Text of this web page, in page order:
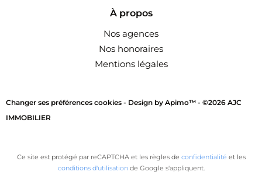
À propos
Nos agences
Nos honoraires
Mentions légales
Changer ses préférences cookies - Design by Apimo™ - ©2026 AJC
IMMOBILIER
Ce site est protégé par reCAPTCHA et les règles de confidentialité et les
conditions d'utilisationde Google s'appliquent.